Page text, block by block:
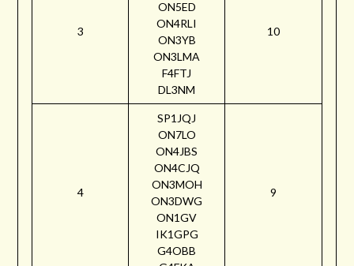
3
ON5ED
ON4RLI
ON3YB
ON3LMA
F4FTJ
DL3NM
10
4
SP1JQJ
ON7LO
ON4JBS
ON4CJQ
ON3MOH
ON3DWG
ON1GV
IK1GPG
G4OBB
9